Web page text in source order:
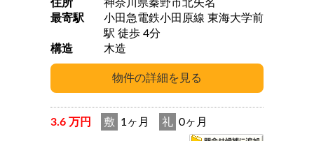
住所
神奈川県秦野市北矢名
最寄駅
小田急電鉄小田原線 東海大学前
駅 徒歩 4分
構造
木造
3.6 万円 敷 1ヶ月 礼 0ヶ月